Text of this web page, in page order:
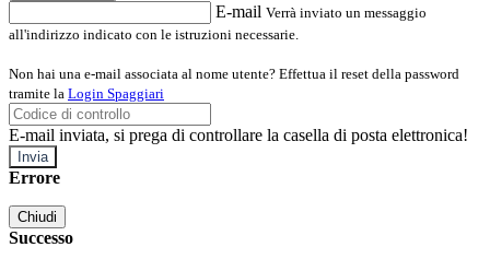
E-mail Verrà inviato un messaggio
all'indirizzo indicato con le istruzioni necessarie.
Non hai una e-mail associata al nome utente? Effettua il reset della password
tramite la Login Spaggiari
E-mail inviata, si prega di controllare la casella di posta elettronica!
Errore
Chiudi
Successo